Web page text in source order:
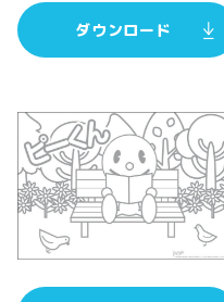
ダウンロード